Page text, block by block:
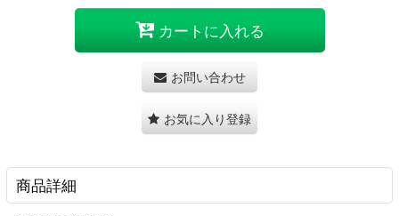
カートに入れる
お問い合わせ
お気に入り登録
商品詳細